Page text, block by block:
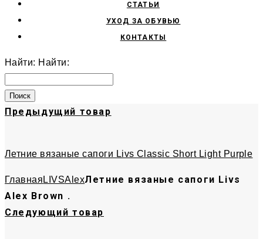
СТАТЬИ
УХОД ЗА ОБУВЬЮ
КОНТАКТЫ
Найти: Найти:
Предыдущий товар
Летние вязаные сапоги Livs Classic Short Light Purple
Главная LIVSAlexЛетние вязаные сапоги Livs
Alex Brown .
Следующий товар